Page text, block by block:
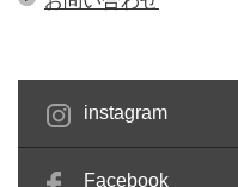
instagram
Facebook